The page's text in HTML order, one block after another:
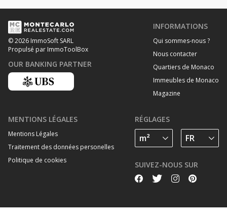
© 2026 ImmoSoft SARL
Propulsé par ImmoToolBox
OUR BANKING PARTNER
INFORMATIONS
Qui sommes-nous ?
Nous contacter
Quartiers de Monaco
Immeubles de Monaco
Magazine
MENTIONS LÉGALES
Mentions Légales
Traitement des données personelles
Politique de cookies
RÉGLAGES
SUIVEZ-NOUS SUR